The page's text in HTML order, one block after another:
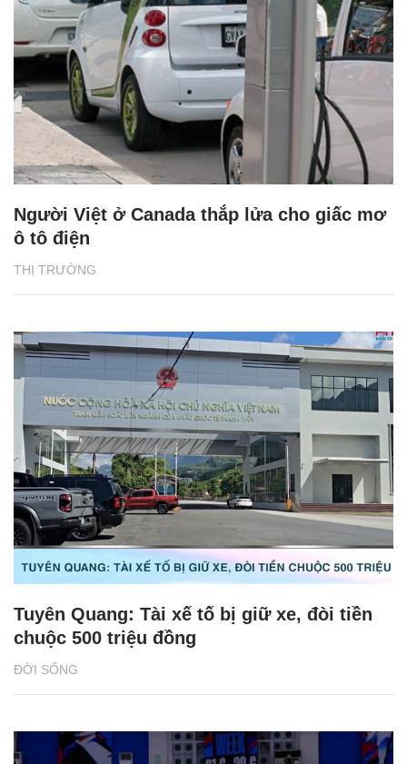
THỊ TRƯỜNG
Người Việt ở Canada thắp lửa cho giấc mơ
ô tô điện
ĐỜI SỐNG
Tuyên Quang: Tài xế tố bị giữ xe, đòi tiền
chuộc 500 triệu đồng